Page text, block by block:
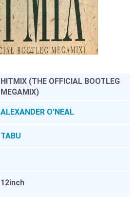
HITMIX (THE OFFICIAL BOOTLEG
MEGAMIX)
ALEXANDER O'NEAL
TABU
12inch